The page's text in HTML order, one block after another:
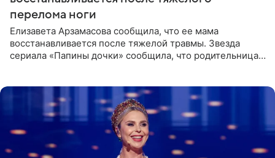
перелома ноги
Елизавета Арзамасова сообщила, что ее мама
восстанавливается после тяжелой травмы. Звезда
сериала «Папины дочки» сообщила, что родительница